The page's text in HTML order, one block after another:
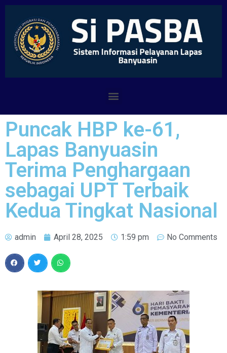
Puncak HBP ke-61,
Lapas Banyuasin
Terima Penghargaan
sebagai UPT Terbaik
Kedua Tingkat Nasional
admin April 28, 2025 1:59 pm No Comments